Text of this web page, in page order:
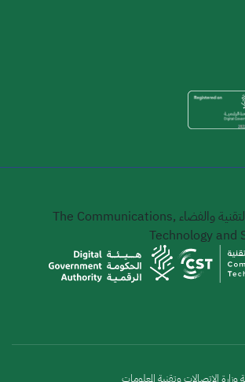
والفضاء The Communications,
Technology and
الاتصالات وتقنية المعلومات